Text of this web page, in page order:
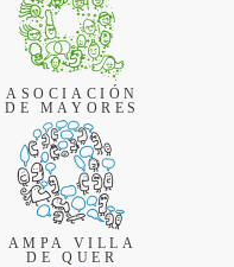
ASOCIACIÓN
DE MAYORES
AMPA VILLA
DE QUER